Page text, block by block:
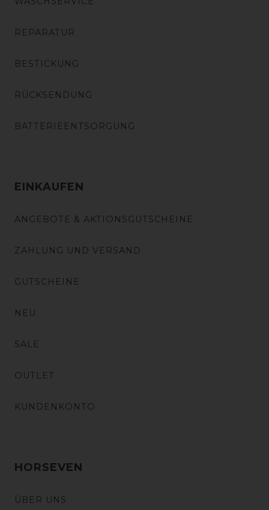
REPARATUR
BESTICKUNG
RÜCKSENDUNG
BATTERIEENTSORGUNG
EINKAUFEN
ANGEBOTE & AKTIONSGUTSCHEINE
ZAHLUNG UND VERSAND
GUTSCHEINE
NEU
SALE
OUTLET
KUNDENKONTO
HORSEVEN
ÜBER UNS